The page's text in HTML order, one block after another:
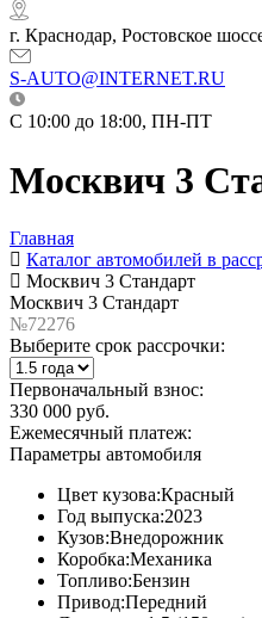
г. Краснодар, Ростовское
S-AUTO@INTERNET.RU
C 10:00 до 18:00, ПН-ПТ
Москвич 3
Главная
Каталог автомобилей в
Москвич 3 Стандарт
Москвич 3 Стандарт
№72276
Выберите срок рассрочки:
Первоначальный взнос:
330 000 руб.
Ежемесячный платеж:
Параметры автомобиля
Цвет кузова:Красный
Год выпуска:2023
Кузов:Внедорожник
Коробка:Механика
Топливо:Бензин
Привод:Передний